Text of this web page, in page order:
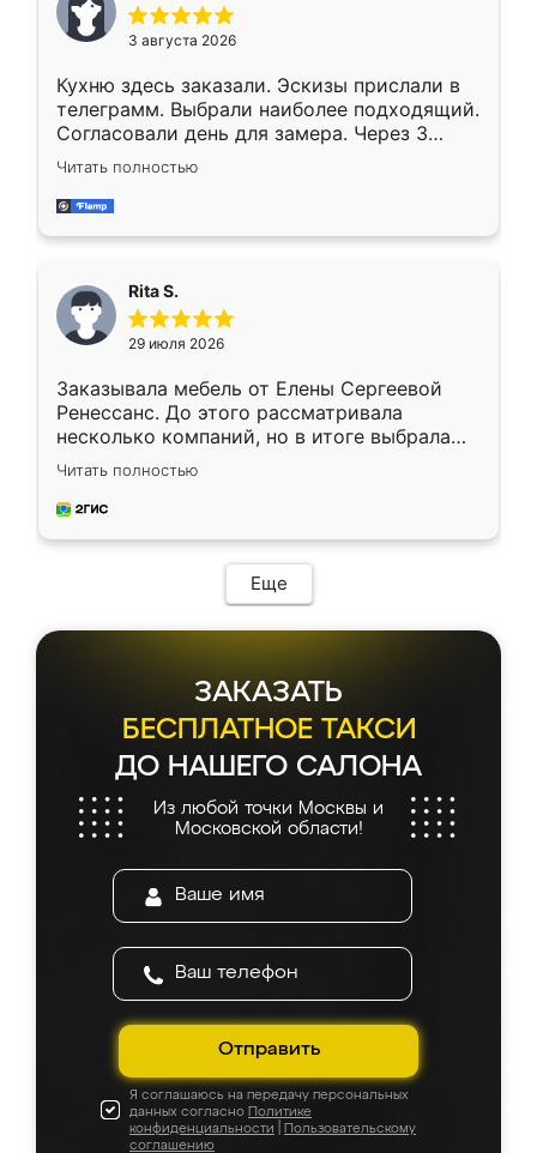
3 августа 2026
Кухню здесь заказали. Эскизы прислали в
телеграмм. Выбрали наиболее подходящий.
Согласовали день для замера. Через 3
недели кухня была уже готова. Остались
довольны работой. Спасибо Ренессанс
мебель за качественную работу!
Читать полностью
Rita S.
29 июля 2026
Заказывала мебель от Елены Сергеевой
Ренессанс. До этого рассматривала
несколько компаний, но в итоге выбрала
эту. Сначала обговорили условия, потом
приехал замерщик, всё спокойно объяснил
и снял размеры. Изготовили в срок, с
мебель сразу встала на свое место без
каких-либо доработок. Качеством осталась
довольна, все выглядит так, как и ожидала.
Читать полностью
Еще
ЗАКАЗАТЬ
БЕСПЛАТНОЕ ТАКСИ
ДО НАШЕГО САЛОНА
Из любой точки Москвы и
Московской области!
Отправить
Я соглашаюсь на передачу персональных
данных согласно Политике
конфиденциальности
Пользовательскому
соглашению